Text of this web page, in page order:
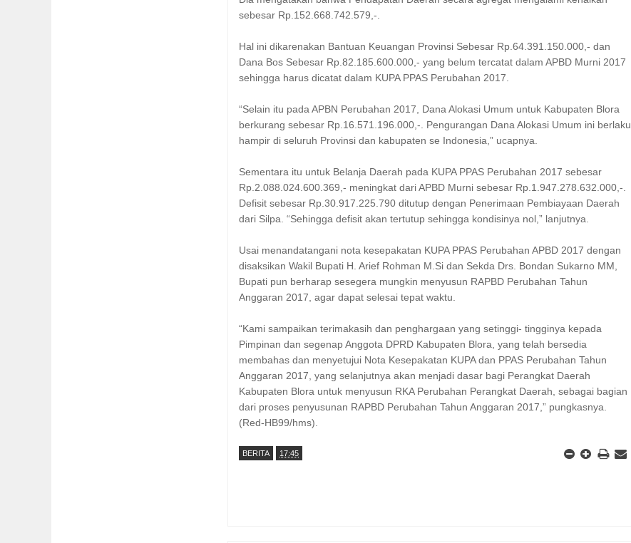
sebesar Rp.152.668.742.579,-.
Hal ini dikarenakan Bantuan Keuangan Provinsi Sebesar Rp.64.391.150.000,- dan
Dana Bos Sebesar Rp.82.185.600.000,- yang belum tercatat dalam APBD Murni 2017
sehingga harus dicatat dalam KUPA PPAS Perubahan 2017.
“Selain itu pada APBN Perubahan 2017, Dana Alokasi Umum untuk Kabupaten Blora
berkurang sebesar Rp.16.571.196.000,-. Pengurangan Dana Alokasi Umum ini berlaku
hampir di seluruh Provinsi dan kabupaten se Indonesia,” ucapnya.
Sementara itu untuk Belanja Daerah pada KUPA PPAS Perubahan 2017 sebesar
Rp.2.088.024.600.369,- meningkat dari APBD Murni sebesar Rp.1.947.278.632.000,-.
Defisit sebesar Rp.30.917.225.790 ditutup dengan Penerimaan Pembiayaan Daerah
dari Silpa. “Sehingga defisit akan tertutup sehingga kondisinya nol,” lanjutnya.
Usai menandatangani nota kesepakatan KUPA PPAS Perubahan APBD 2017 dengan
disaksikan Wakil Bupati H. Arief Rohman M.Si dan Sekda Drs. Bondan Sukarno MM,
Bupati pun berharap sesegera mungkin menyusun RAPBD Perubahan Tahun
Anggaran 2017, agar dapat selesai tepat waktu.
“Kami sampaikan terimakasih dan penghargaan yang setinggi- tingginya kepada
Pimpinan dan segenap Anggota DPRD Kabupaten Blora, yang telah bersedia
membahas dan menyetujui Nota Kesepakatan KUPA dan PPAS Perubahan Tahun
Anggaran 2017, yang selanjutnya akan menjadi dasar bagi Perangkat Daerah
Kabupaten Blora untuk menyusun RKA Perubahan Perangkat Daerah, sebagai bagian
dari proses penyusunan RAPBD Perubahan Tahun Anggaran 2017,” pungkasnya.
(Red-HB99/hms).
BERITA 17:45